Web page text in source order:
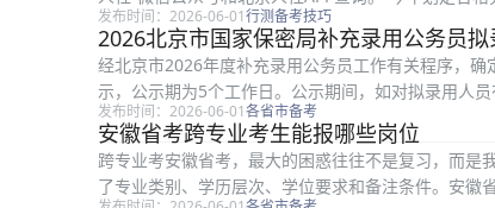
了不同层级机关招考职...
发布时间：2026-06-01行测备考技巧
2026北京市国家保密局补充录用公务员
经北京市2026年度补充录用公务员工作有关程序，
示，公示期为5个工作日。公示期间，如对拟录用人
日至6月9日 监督电话：...
发布时间：2026-06-01各省市备考
安徽省考跨专业考生能报哪些岗位
跨专业考安徽省考，最大的困惑往往不是复习，而
了专业类别、学历层次、学位要求和备注条件。安徽